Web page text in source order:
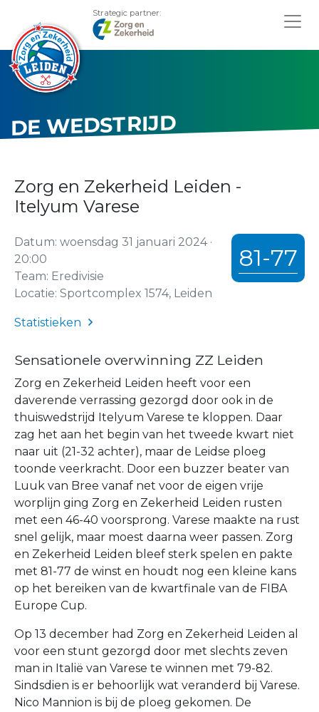
Strategic partner:
DE WEDSTRIJD
Zorg en Zekerheid Leiden -
Itelyum Varese
81-77
Datum: woensdag 31 januari 2024 ·
20:00
Team: Eredivisie
Locatie: Sportcomplex 1574, Leiden
Statistieken
Sensationele overwinning ZZ Leiden
Zorg en Zekerheid Leiden heeft voor een
daverende verrassing gezorgd door ook in de
thuiswedstrijd Itelyum Varese te kloppen. Daar
zag het aan het begin van het tweede kwart niet
naar uit (21-32 achter), maar de Leidse ploeg
toonde veerkracht. Door een buzzer beater van
Luuk van Bree vanaf net voor de eigen vrije
worplijn ging Zorg en Zekerheid Leiden rusten
met een 46-40 voorsprong. Varese maakte na rust
snel gelijk, maar moest daarna weer passen. Zorg
en Zekerheid Leiden bleef sterk spelen en pakte
met 81-77 de winst en houdt nog een kleine kans
op het bereiken van de kwartfinale van de FIBA
Europe Cup.
Op 13 december had Zorg en Zekerheid Leiden al
voor een stunt gezorgd door met slechts zeven
man in Italië van Varese te winnen met 79-82.
Sindsdien is er behoorlijk wat veranderd bij Varese.
Nico Mannion is bij de ploeg gekomen. De